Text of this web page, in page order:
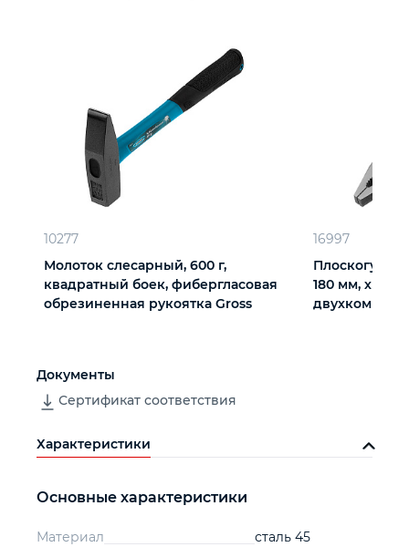
10277
Молоток слесарный, 600 г,
квадратный боек, фибергласовая
обрезиненная рукоятка Gross
16997
180 мм, хром-
Документы
Сертификат соответствия
Характеристики
Основные характеристики
Материал
сталь 45